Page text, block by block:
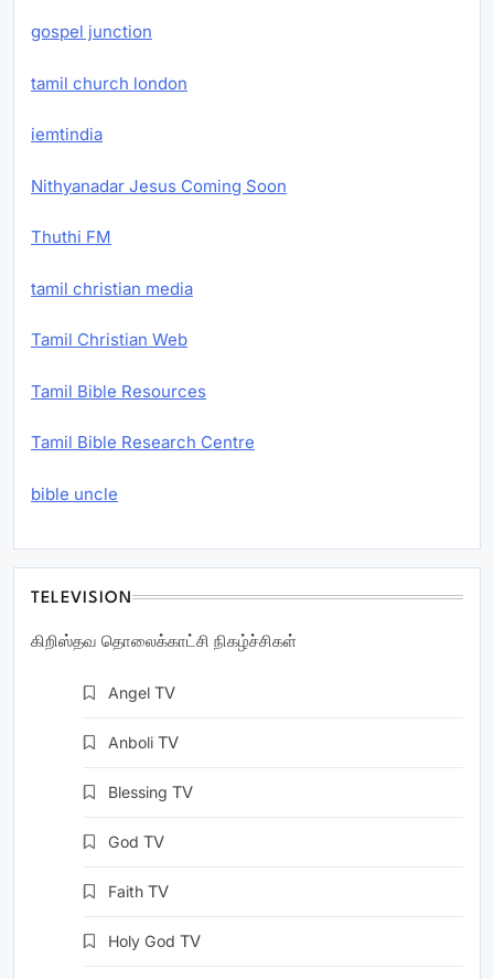
gospel junction
tamil church london
iemtindia
Nithyanadar Jesus Coming Soon
Thuthi FM
tamil christian media
Tamil Christian Web
Tamil Bible Resources
Tamil Bible Research Centre
bible uncle
TELEVISION
கிறிஸ்தவ தொலைக்காட்சி நிகழ்ச்சிகள்
Angel TV
Anboli TV
Blessing TV
God TV
Faith TV
Holy God TV